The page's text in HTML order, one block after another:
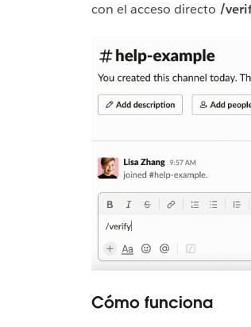
con el acceso directo /
Cómo funciona